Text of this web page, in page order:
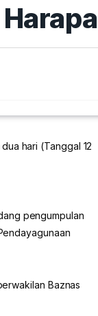
hari (Tanggal 12
pengumpulan
Baznas